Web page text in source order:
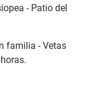
- Patio del
familia - Vetas